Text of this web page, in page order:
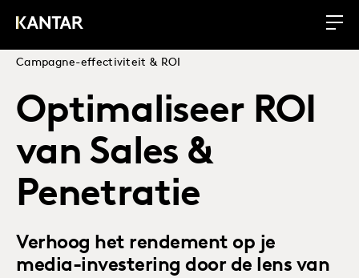
Campagne-effectiviteit & ROI
Optimaliseer ROI
van Sales &
Penetratie
Verhoog het rendement op je
media-investering door de lens van